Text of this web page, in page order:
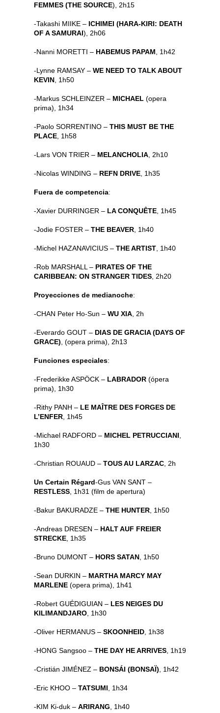
FEMMES (THE SOURCE), 2h15
-Takashi MIIKE – ICHIMEI (HARA-KIRI: DEATH
OF A SAMURAI), 2h06
-Nanni MORETTI – HABEMUS PAPAM , 1h42
-Lynne RAMSAY – WE NEED TO TALK ABOUT
KEVIN , 1h50
-Markus SCHLEINZER – MICHAEL (opera
prima), 1h34
-Paolo SORRENTINO – THIS MUST BE THE
PLACE , 1h58
-Lars VON TRIER – MELANCHOLIA , 2h10
-Nicolas WINDING – REFN DRIVE , 1h35
Fuera de competencia:
-Xavier DURRINGER – LA CONQUÊTE , 1h45
-Jodie FOSTER – THE BEAVER , 1h40
-Michel HAZANAVICIUS – THE ARTIST , 1h40
-Rob MARSHALL – PIRATES OF THE
CARIBBEAN: ON STRANGER TIDES , 2h20
Proyecciones de medianoche:
-CHAN Peter Ho-Sun – WU XIA , 2h
-Everardo GOUT – DIAS DE GRACIA (DAYS OF
GRACE) , (opera prima), 2h13
Funciones especiales:
-Frederikke ASPÖCK – LABRADOR (ópera
prima), 1h30
-Rithy PANH – LE MAÎTRE DES FORGES DE
L’ENFER , 1h45
-Michael RADFORD – MICHEL PETRUCCIANI
1h30
-Christian ROUAUD – TOUS AU LARZAC , 2h
Un Certain Régard-Gus VAN SANT –
RESTLESS , 1h31 (film de apertura)
-Bakur BAKURADZE – THE HUNTER , 1h50
-Andreas DRESEN – HALT AUF FREIER
STRECKE , 1h35
-Bruno DUMONT – HORS SATAN , 1h50
-Sean DURKIN – MARTHA MARCY MAY
MARLENE (opera prima), 1h41
-Robert GUÉDIGUIAN – LES NEIGES DU
KILIMANDJARO , 1h30
-Oliver HERMANUS – SKOONHEID , 1h38
-HONG Sangsoo – THE DAY HE ARRIVES , 1h19
-Cristián JIMÉNEZ – BONSÁI (BONSAÏ) , 1h42
-Eric KHOO – TATSUMI , 1h34
-KIM Ki-duk – ARIRANG , 1h40